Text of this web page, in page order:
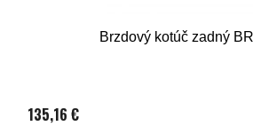
Brzdový kotúč zadný
135,16 €